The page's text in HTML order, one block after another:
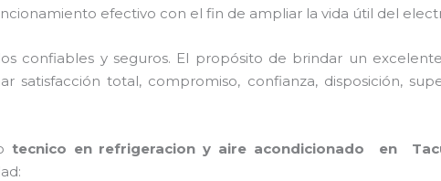
efectivo con el fin de ampliar la vida útil del
confiables y seguros. El propósito de brindar un
satisfacción total, compromiso, confianza, disposición,
tecnico en refrigeracion y aire acondicionado en